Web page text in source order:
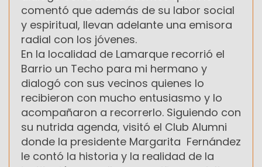
comentó que además de su labor social
y espiritual, llevan adelante una emisora
radial con los jóvenes.
En la localidad de Lamarque recorrió el
Barrio un Techo para mi hermano y
dialogó con sus vecinos quienes lo
recibieron con mucho entusiasmo y lo
acompañaron a recorrerlo. Siguiendo con
su nutrida agenda, visitó el Club Alumni
donde la presidente Margarita Fernández
le contó la historia y la realidad de la